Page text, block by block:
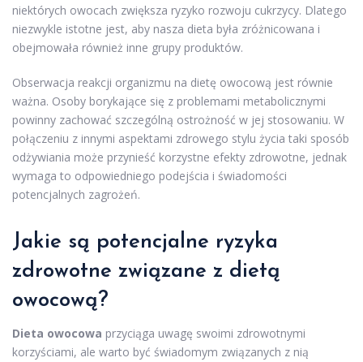
niektórych owocach zwiększa ryzyko rozwoju cukrzycy. Dlatego
niezwykle istotne jest, aby nasza dieta była zróżnicowana i
obejmowała również inne grupy produktów.
Obserwacja reakcji organizmu na dietę owocową jest równie
ważna. Osoby borykające się z problemami metabolicznymi
powinny zachować szczególną ostrożność w jej stosowaniu. W
połączeniu z innymi aspektami zdrowego stylu życia taki sposób
odżywiania może przynieść korzystne efekty zdrowotne, jednak
wymaga to odpowiedniego podejścia i świadomości
potencjalnych zagrożeń.
Jakie są potencjalne ryzyka
zdrowotne związane z dietą
owocową?
Dieta owocowa przyciąga uwagę swoimi zdrowotnymi
korzyściami, ale warto być świadomym związanych z nią